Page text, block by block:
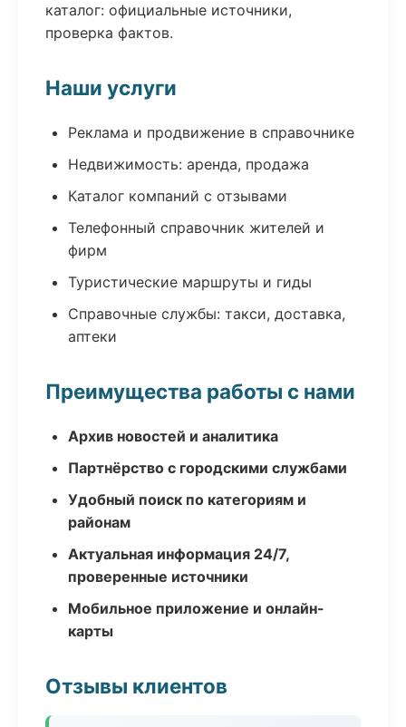
каталог: официальные источники,
проверка фактов.
Наши услуги
Реклама и продвижение в справочнике
Недвижимость: аренда, продажа
Каталог компаний с отзывами
Телефонный справочник жителей и
фирм
Туристические маршруты и гиды
Справочные службы: такси, доставка,
аптеки
Преимущества работы с нами
Архив новостей и аналитика
Партнёрство с городскими службами
Удобный поиск по категориям и
районам
Актуальная информация 24/7,
проверенные источники
Мобильное приложение и онлайн-
карты
Отзывы клиентов